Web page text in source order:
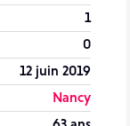
1
0
12 juin 2019
Nancy